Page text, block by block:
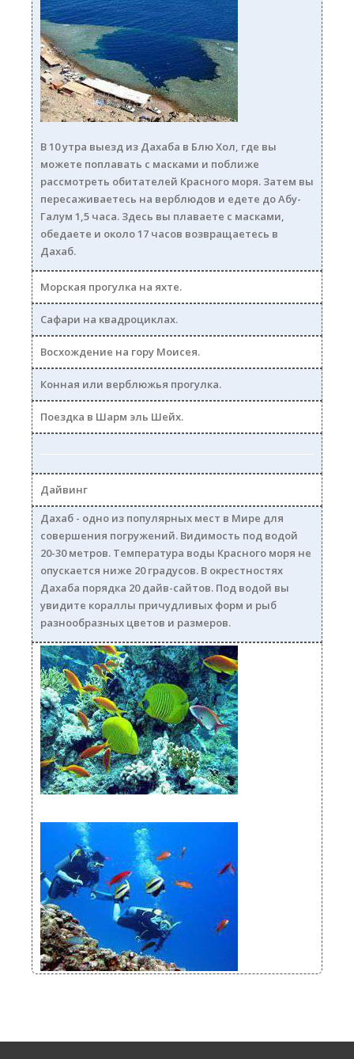
blyu_hol250.jpg
В 10 утра выезд из Дахаба в Блю Хол, где вы
можете поплавать с масками и поближе
рассмотреть обитателей Красного моря. Затем вы
пересаживаетесь на верблюдов и едете до Абу-
Галум 1,5 часа. Здесь вы плаваете с масками,
обедаете и около 17 часов возвращаетесь в
Дахаб.
Морская прогулка на яхте.
Сафари на квадроциклах.
Восхождение на гору Моисея.
Конная или верблюжья прогулка.
Поездка в Шарм эль Шейх.
Дайвинг
Дахаб - одно из популярных мест в Мире для
совершения погружений. Видимость под водой
20-30 метров. Температура воды Красного моря не
опускается ниже 20 градусов. В окрестностях
Дахаба порядка 20 дайв-сайтов. Под водой вы
увидите кораллы причудливых форм и рыб
разнообразных цветов и размеров.
dayv250a.jpg
dayv250.jpg